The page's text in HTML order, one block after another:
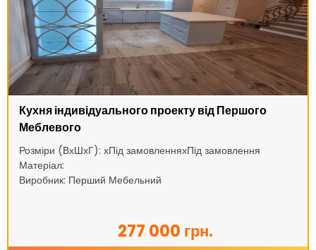
Кухня індивідуального проекту від Першого
Меблевого
Розміри (ВхШхГ): хПід замовленняхПід замовлення
Матеріал:
Виробник: Перший Мебельний
277 000 грн.